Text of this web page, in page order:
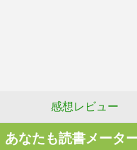
感想レビュー
あなたも読書メータ